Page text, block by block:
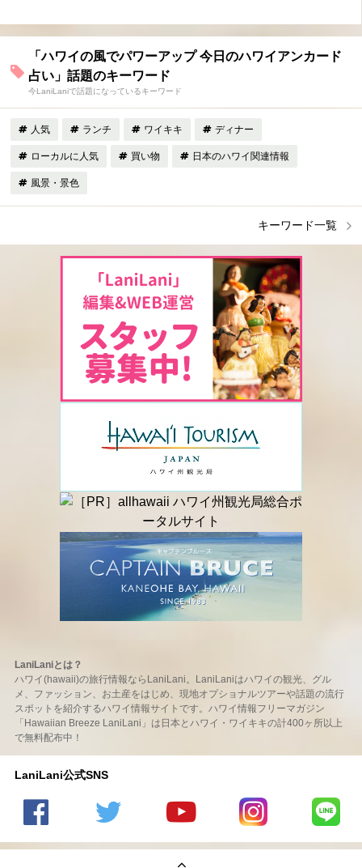
「ハワイの風でパワーアップ 今日のハワイアンカード
占い」話題のキーワード
今LaniLaniで話題になっているキーワード
人気 ランチ ワイキキ ディナー
ローカルに人気 買い物 日本のハワイ関連情報
風景・景色
キーワード一覧
LaniLaniとは？
ハワイ(hawaii)の旅行情報ならLaniLani。LaniLaniはハワイの観光、グル
メ、ファッション、お土産をはじめ、現地オプショナルツアーや話題の流行
スポットを紹介するハワイ情報サイトです。ハワイ情報フリーマガジン
「Hawaiian Breeze LaniLani」は日本とハワイ・ワイキキの計400ヶ所以上
で無料配布中！
LaniLani公式SNS
の
のtwitter
の
LaniLani
LaniLani